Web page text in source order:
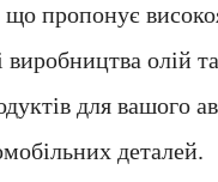
пропонує
олій
для вашого
деталей.